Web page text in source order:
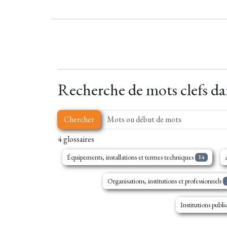
Recherche de mots clefs
Chercher
4 glossaires
Équipements, installations et termes techniques 14
Organisations, institutions et professionnels
Institutions